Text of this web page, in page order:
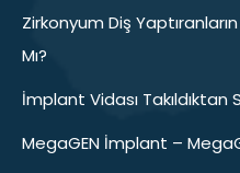
Zirkonyum Diş
Mı?
İmplant Vidası Takıldıktan
MegaGEN İmplant –